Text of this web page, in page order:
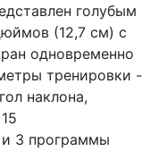
голубым
(12,7 см) c
одновременно
тренировки -
наклона,
и 3 программы